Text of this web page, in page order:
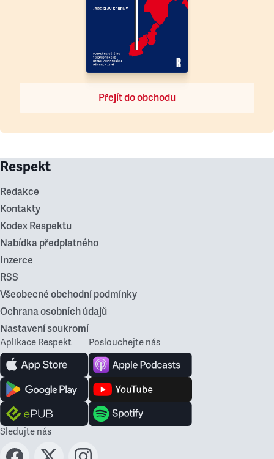
Přejít do obchodu
Respekt
Redakce
Kontakty
Kodex Respektu
Nabídka předplatného
Inzerce
RSS
Všeobecné obchodní podmínky
Ochrana osobních údajů
Nastavení soukromí
Aplikace Respekt Poslouchejte nás
Sledujte nás